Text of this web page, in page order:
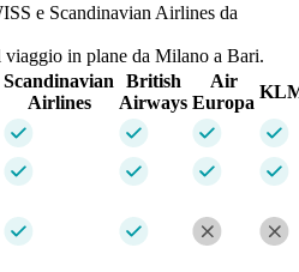
e Scandinavian Airlines da
in plane da Milano a Bari.
Scandinavian
Airlines
British
Airways
Air
Europa